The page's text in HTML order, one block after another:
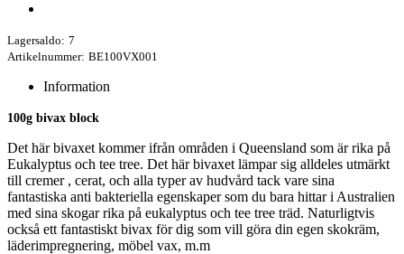
Lagersaldo: 7
Artikelnummer: BE100VX001
Information
100g bivax block
Det här bivaxet kommer ifrån områden i Queensland som är rika på
Eukalyptus och tee tree. Det här bivaxet lämpar sig alldeles utmärkt
till cremer , cerat, och alla typer av hudvård tack vare sina
fantastiska anti bakteriella egenskaper som du bara hittar i Australien
med sina skogar rika på eukalyptus och tee tree träd. Naturligtvis
också ett fantastiskt bivax för dig som vill göra din egen skokräm,
läderimpregnering, möbel vax, m.m